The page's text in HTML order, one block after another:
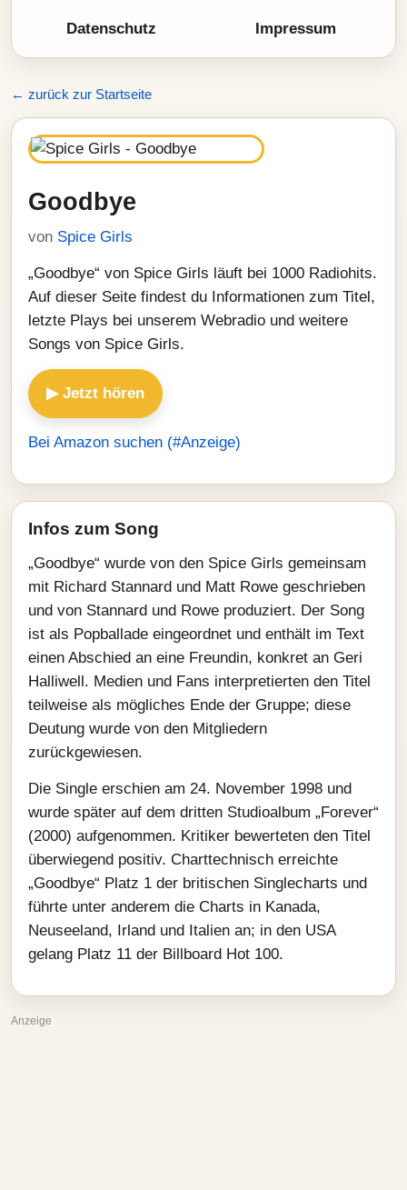
Datenschutz Impressum
← zurück zur Startseite
Goodbye
von Spice Girls
„Goodbye“ von Spice Girls läuft bei 1000 Radiohits.
Auf dieser Seite findest du Informationen zum Titel,
letzte Plays bei unserem Webradio und weitere
Songs von Spice Girls.
▶ Jetzt hören
Bei Amazon suchen (#Anzeige)
Infos zum Song
„Goodbye“ wurde von den Spice Girls gemeinsam
mit Richard Stannard und Matt Rowe geschrieben
und von Stannard und Rowe produziert. Der Song
ist als Popballade eingeordnet und enthält im Text
einen Abschied an eine Freundin, konkret an Geri
Halliwell. Medien und Fans interpretierten den Titel
teilweise als mögliches Ende der Gruppe; diese
Deutung wurde von den Mitgliedern
zurückgewiesen.
Die Single erschien am 24. November 1998 und
wurde später auf dem dritten Studioalbum „Forever“
(2000) aufgenommen. Kritiker bewerteten den Titel
überwiegend positiv. Charttechnisch erreichte
„Goodbye“ Platz 1 der britischen Singlecharts und
führte unter anderem die Charts in Kanada,
Neuseeland, Irland und Italien an; in den USA
gelang Platz 11 der Billboard Hot 100.
Anzeige